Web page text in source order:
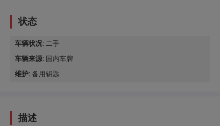
状态
车辆状况: 二手
车辆来源: 国内车牌
维护: 备用钥匙
描述